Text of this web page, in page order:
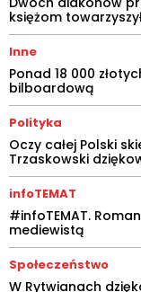
księżom
Inne
Ponad 18 000
bilboardową
Polityka
Oczy całej Polski
Trzaskowski
infoTEMAT
#infoTEMAT.
mediewistą
Społeczeństwo
W Rytwianach